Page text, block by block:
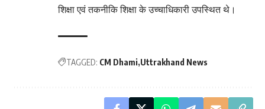
शिक्षा एवं तकनीकि शिक्षा के उच्चाधिकारी उपस्थित थे।
TAGGED: CM Dhami Uttrakhand News